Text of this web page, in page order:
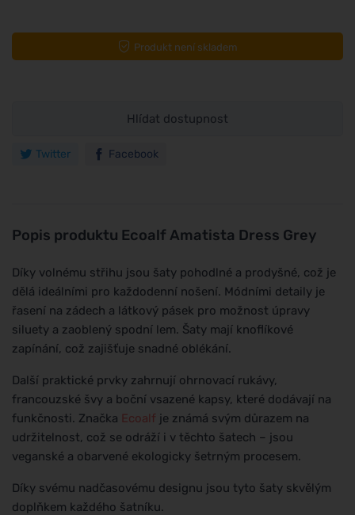
Popis produktu Ecoalf Amatista Dress Grey
Díky volnému střihu jsou šaty pohodlné a prodyšné, což je
dělá ideálními pro každodenní nošení. Módními detaily je
řasení na zádech a látkový pásek pro možnost úpravy
siluety a zaoblený spodní lem. Šaty mají knoflíkové
zapínání, což zajišťuje snadné oblékání.
Další praktické prvky zahrnují ohrnovací rukávy,
francouzské švy a boční vsazené kapsy, které dodávají na
funkčnosti. Značka Ecoalf je známá svým důrazem na
udržitelnost, což se odráží i v těchto šatech – jsou
veganské a obarvené ekologicky šetrným procesem.
Díky svému nadčasovému designu jsou tyto šaty skvělým
doplňkem každého šatníku.
Produkt není skladem
Hlídat dostupnost
Twitter Facebook